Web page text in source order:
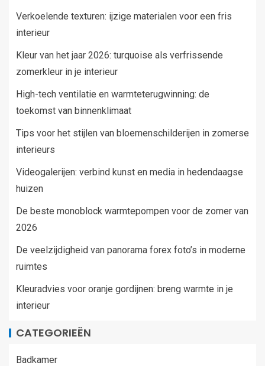
Verkoelende texturen: ijzige materialen voor een fris
interieur
Kleur van het jaar 2026: turquoise als verfrissende
zomerkleur in je interieur
High-tech ventilatie en warmteterugwinning: de
toekomst van binnenklimaat
Tips voor het stijlen van bloemenschilderijen in zomerse
interieurs
Videogalerijen: verbind kunst en media in hedendaagse
huizen
De beste monoblock warmtepompen voor de zomer van
2026
De veelzijdigheid van panorama forex foto’s in moderne
ruimtes
Kleuradvies voor oranje gordijnen: breng warmte in je
interieur
CATEGORIEËN
Badkamer